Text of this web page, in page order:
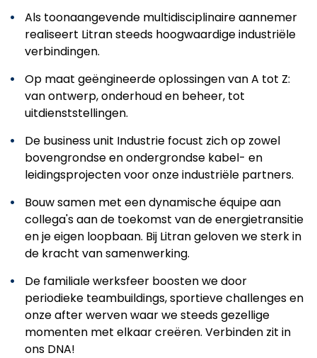
Als toonaangevende multidisciplinaire aannemer
realiseert Litran steeds hoogwaardige industriële
verbindingen.
Op maat geëngineerde oplossingen van A tot Z:
van ontwerp, onderhoud en beheer, tot
uitdienststellingen.
De business unit Industrie focust zich op zowel
bovengrondse en ondergrondse kabel- en
leidingsprojecten voor onze industriële partners.
Bouw samen met een dynamische équipe aan
collega's aan de toekomst van de energietransitie
en je eigen loopbaan. Bij Litran geloven we sterk in
de kracht van samenwerking.
De familiale werksfeer boosten we door
periodieke teambuildings, sportieve challenges en
onze after werven waar we steeds gezellige
momenten met elkaar creëren. Verbinden zit in
ons DNA!